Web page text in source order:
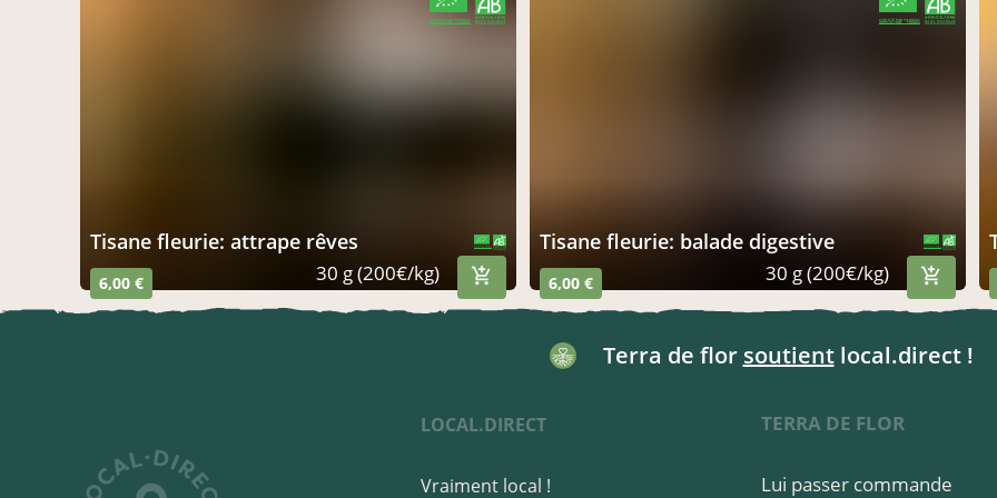
tisane fleurie: attrape rêves
6,00 € 30 g (200€/kg)
CERTIFIÉ PAR FR-BIO-01
AGRICULTURE FRANCE
tisane fleurie: balade digestive
6,00 € 30 g (200€/kg)
CERTIFIÉ PAR FR-BIO-01
AGRICULTURE FRANCE
Terra de flor soutientlocal.direct !
LOCAL.DIRECT
Vraiment local !
TERRA DE FLOR
Lui passer commande